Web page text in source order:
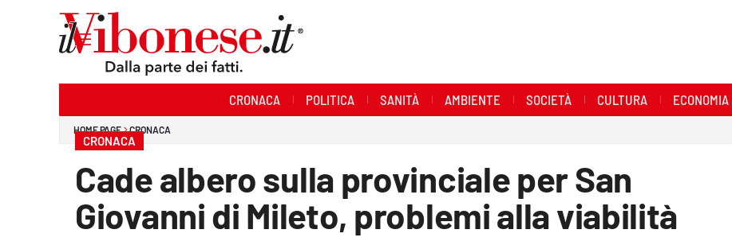
CRONACA POLITICA SANITÀ AMBIENTE SOCIETÀ CULTURA
HOME PAGE CRONACA
CRONACA
Cade albero sulla provinciale per San
Giovanni di Mileto, problemi alla viabilità